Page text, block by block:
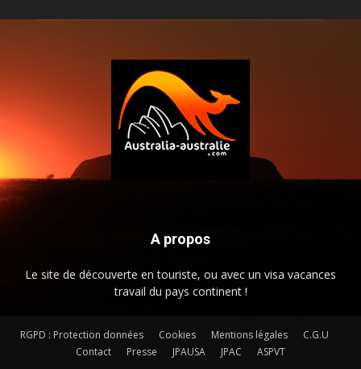
A propos
Le site de découverte en touriste, ou avec un visa vacances
travail du pays continent !
RGPD : Protection données Cookies Mentions légales
C.G.U
Contact
Presse JPAUSA JPAC ASPVT